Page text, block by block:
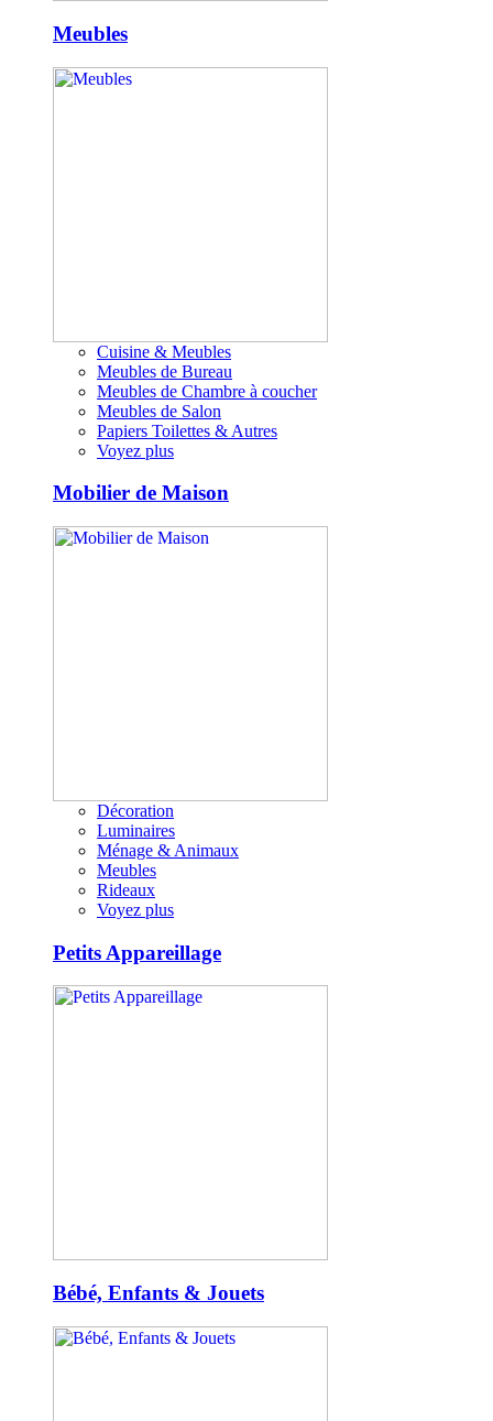
Meubles
Cuisine & Meubles
Meubles de Bureau
Meubles de Chambre à coucher
Meubles de Salon
Papiers Toilettes & Autres
Voyez plus
Mobilier de Maison
Décoration
Luminaires
Ménage & Animaux
Meubles
Rideaux
Voyez plus
Petits Appareillage
Bébé, Enfants & Jouets